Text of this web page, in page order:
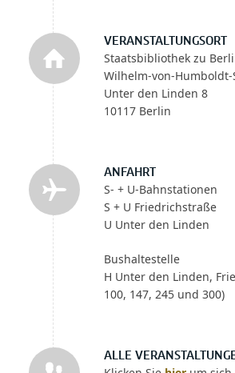
VERANSTALTUNGSORT
Staatsbibliothek zu
Wilhelm-von-Humboldt-
Unter den Linden 8
10117 Berlin
ANFAHRT
S- + U-Bahnstationen
S + U Friedrichstraße
U Unter den Linden
Bushaltestelle
H Unter den Linden,
100, 147, 245 und 300)
ALLE